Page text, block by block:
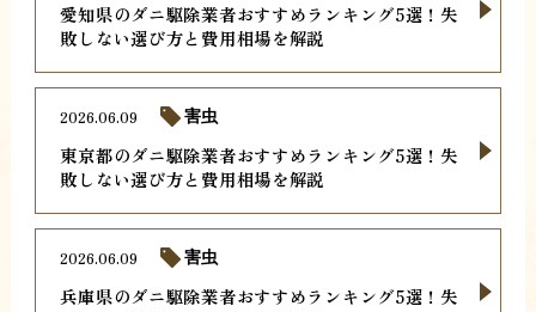
愛知県のダニ駆除業者おすすめランキング5選！失
敗しない選び方と費用相場を解説
東京都のダニ駆除業者おすすめランキング5選！失
敗しない選び方と費用相場を解説
2026.06.09 害虫
兵庫県のダニ駆除業者おすすめランキング5選！失
2026.06.09 害虫